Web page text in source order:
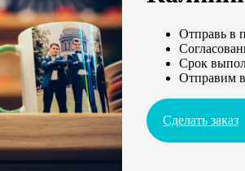
Отправь в
Срок
Отправим
Сделать заказ